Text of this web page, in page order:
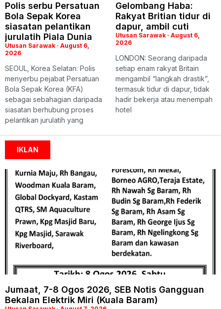
Polis serbu Persatuan
Bola Sepak Korea
siasatan pelantikan
jurulatih Piala Dunia
Utusan Sarawak
August 6,
2026
SEOUL, Korea Selatan: Polis
menyerbu pejabat Persatuan
Bola Sepak Korea (KFA)
sebagai sebahagian daripada
siasatan berhubung proses
pelantikan jurulatih yang
Gelombang Haba:
Rakyat Britian tidur di
dapur, ambil cuti
Utusan Sarawak
August 6,
2026
LONDON: Seorang daripada
setiap enam rakyat Britain
mengambil “langkah drastik”,
termasuk tidur di dapur, tidak
hadir bekerja atau menempah
hotel
IKLAN
Jumaat, 7-8 Ogos 2026, SEB Notis Gangguan
Bekalan Elektrik Miri (Kuala Baram)